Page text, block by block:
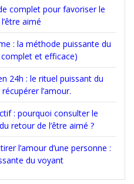
complet pour favoriser le
aimé
: la méthode puissante du
et efficace)
24h : le rituel puissant du
l’amour.
: pourquoi consulter le
retour de l’être aimé ?
l’amour d’une personne :
du voyant